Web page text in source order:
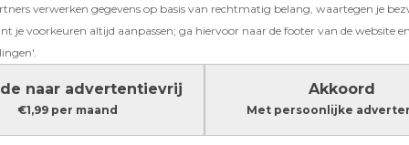
verwerken gegevens op basis van rechtmatig belang, waartegen je
je voorkeuren altijd aanpassen; ga hiervoor naar de footer van de website
naar advertentievrij
€1,99 per maand
Akkoord
Met persoonlijke
tweede zou komen? Dat was lange tijd
eerder interviewvertelde Hanne nog dat ze
hoofdstuk ‘baby nummer twee’ misschien
De combinatie van een drukke carrière bij
voor twijfels. Toch mag het gezin
verwachten.